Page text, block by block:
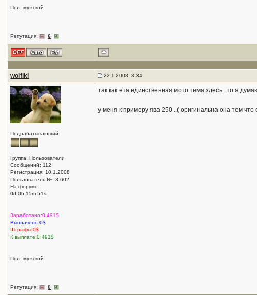
Пол: мужской
Репутация: 6
wolfiki 22.1.2008, 3:34
Подрабатывающий
Группа: Пользователи
Сообщений: 112
Регистрация: 10.1.2008
Пользователь №: 3 602
На форуме:
0d 0h 15m 51s
Заработано:0.491$
Выплачено:0$
Штрафы:0$
К выплате:0.491$
Пол: мужской
Репутация: 0
так как ета единственная мото тема здесь ..то я
у меня к примеру ява 250 ..( оригинальна она тем